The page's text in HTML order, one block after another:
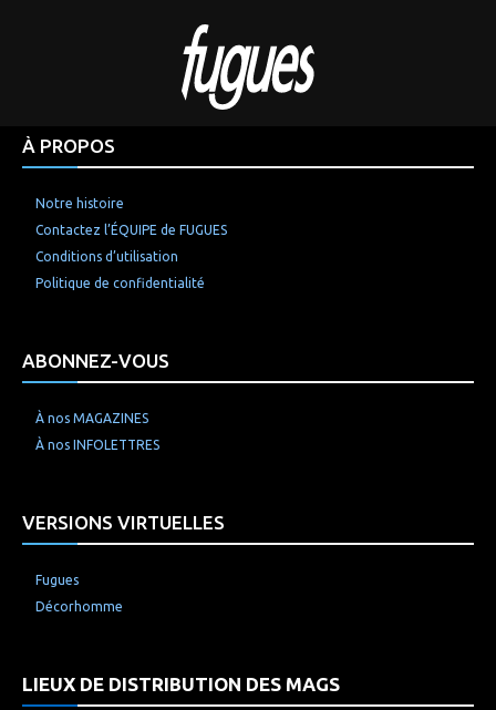
À PROPOS
Notre histoire
Contactez l’ÉQUIPE de FUGUES
Conditions d’utilisation
Politique de confidentialité
ABONNEZ-VOUS
À nos MAGAZINES
À nos INFOLETTRES
VERSIONS VIRTUELLES
Fugues
Décorhomme
LIEUX DE DISTRIBUTION DES MAGS